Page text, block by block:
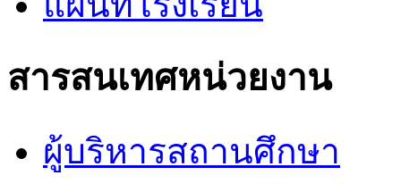
สารสนเทศหน่วยงาน
ผู้บริหารสถานศึกษา